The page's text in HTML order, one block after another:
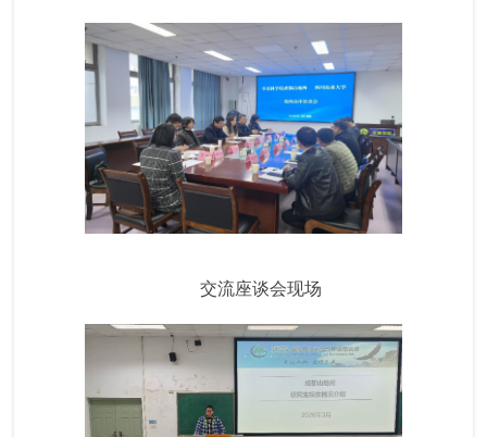
交流座谈会现场